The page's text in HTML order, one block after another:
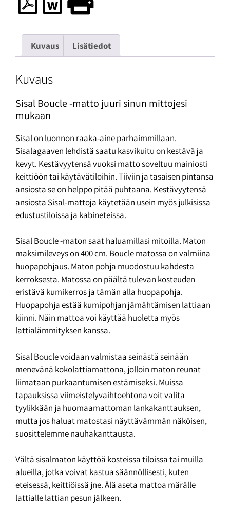
Kuvaus Lisätiedot
Kuvaus
Sisal Boucle -matto juuri sinun mittojesi
mukaan
Sisal on luonnon raaka-aine parhaimmillaan.
Sisalagaaven lehdistä saatu kasvikuitu on kestävä ja
kevyt. Kestävyytensä vuoksi matto soveltuu mainiosti
keittiöön tai käytävätiloihin. Tiiviin ja tasaisen pintansa
ansiosta se on helppo pitää puhtaana. Kestävyytensä
ansiosta Sisal-mattoja käytetään usein myös julkisissa
edustustiloissa ja kabineteissa.
Sisal Boucle -maton saat haluamillasi mitoilla. Maton
maksimileveys on 400 cm. Boucle matossa on valmiina
huopapohjaus. Maton pohja muodostuu kahdesta
kerroksesta. Matossa on päältä tulevan kosteuden
eristävä kumikerros ja tämän alla huopapohja.
Huopapohja estää kumipohjan jämähtämisen lattiaan
kiinni. Näin mattoa voi käyttää huoletta myös
lattialämmityksen kanssa.
Sisal Boucle voidaan valmistaa seinästä seinään
menevänä kokolattiamattona, jolloin maton reunat
liimataan purkaantumisen estämiseksi. Muissa
tapauksissa viimeistelyvaihtoehtona voit valita
tyylikkään ja huomaamattoman lankakanttauksen,
mutta jos haluat matostasi näyttävämmän näköisen,
suosittelemme nauhakanttausta.
Vältä sisalmaton käyttöä kosteissa tiloissa tai muilla
alueilla, jotka voivat kastua säännöllisesti, kuten
eteisessä, keittiöissä jne. Älä aseta mattoa märälle
lattialle lattian pesun jälkeen.